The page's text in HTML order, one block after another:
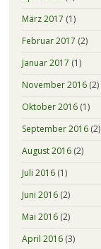
März 2017 (1)
Februar 2017 (2)
Januar 2017 (1)
November 2016(2)
Oktober 2016(1)
September 2016(2)
August 2016(2)
Juli 2016(1)
Juni 2016(2)
Mai 2016(2)
April 2016(3)